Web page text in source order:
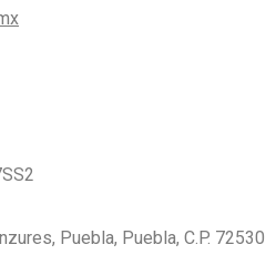
Puebla, Puebla, C.P. 72530